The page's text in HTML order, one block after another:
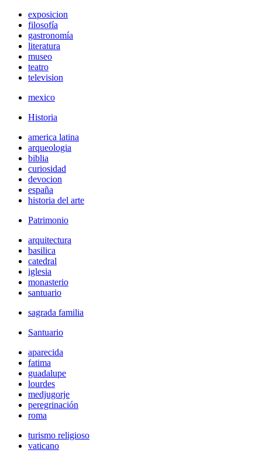
exposicion
filosofía
gastronomía
literatura
museo
teatro
television
mexico
Historia
america latina
arqueologia
biblia
curiosidad
devocion
españa
historia del arte
Patrimonio
arquitectura
basilica
catedral
iglesia
monasterio
santuario
sagrada familia
Santuario
aparecida
fatima
guadalupe
lourdes
medjugorje
peregrinación
roma
turismo religioso
vaticano